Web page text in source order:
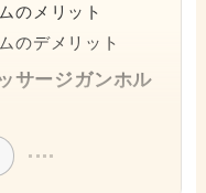
のメリット
のデメリット
サージガンホル